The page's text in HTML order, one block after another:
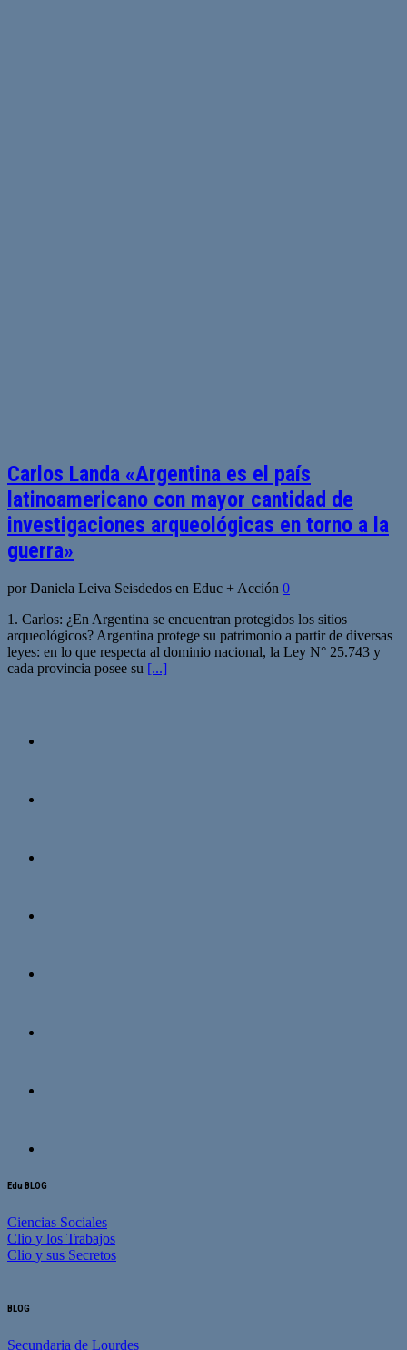
Carlos Landa «Argentina es el país
latinoamericano con mayor cantidad de
investigaciones arqueológicas en torno a la
guerra»
por Daniela Leiva Seisdedos en Educ + Acción 0
1. Carlos: ¿En Argentina se encuentran protegidos los sitios
arqueológicos? Argentina protege su patrimonio a partir de diversas
leyes: en lo que respecta al dominio nacional, la Ley N° 25.743 y
cada provincia posee su [...]
Edu BLOG
Ciencias Sociales
Clio y los Trabajos
Clio y sus Secretos
BLOG
Secundaria de Lourdes